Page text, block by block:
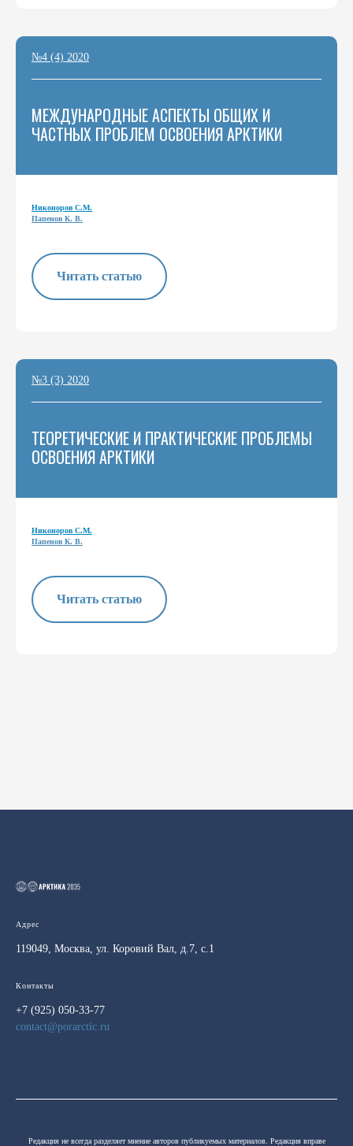
№4 (4) 2020
МЕЖДУНАРОДНЫЕ АСПЕКТЫ ОБЩИХ И
ЧАСТНЫХ ПРОБЛЕМ ОСВОЕНИЯ АРКТИКИ
Никоноров С.М.
Папенов К. В.
Читать статью
№3 (3) 2020
ТЕОРЕТИЧЕСКИЕ И ПРАКТИЧЕСКИЕ ПРОБЛЕМЫ
ОСВОЕНИЯ АРКТИКИ
Никоноров С.М.
Папенов К. В.
Читать статью
Адрес
119049, Москва, ул. Коровий Вал, д.7, с.1
Контакты
+7 (925) 050-33-77
contact@porarctic.ru
Редакция не всегда разделяет мнение авторов публикуемых материалов. Редакция вправе